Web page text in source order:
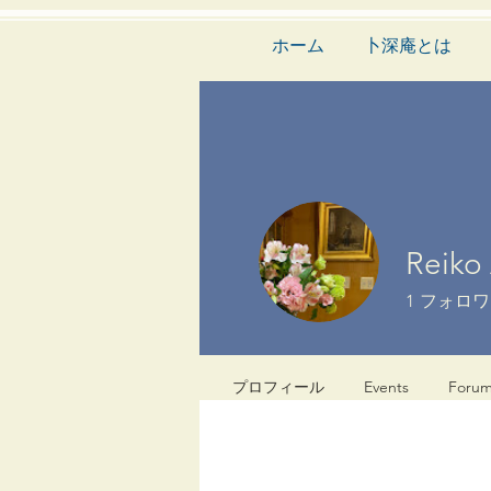
ホーム 卜深庵とは
Reiko
1 フォロ
プロフィール Events